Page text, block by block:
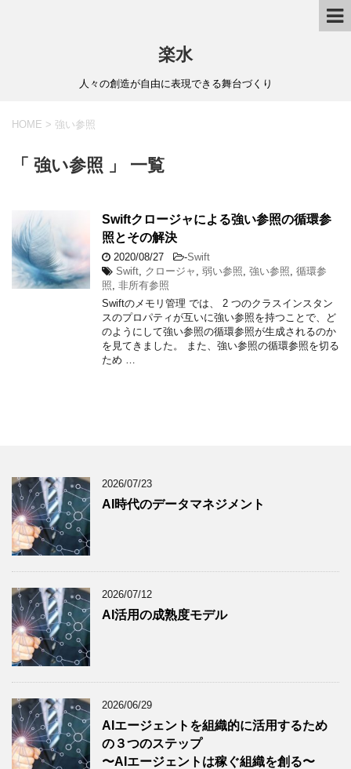
楽水
人々の創造が自由に表現できる舞台づくり
HOME > 強い参照
「 強い参照 」 一覧
Swiftクロージャによる強い参照の循環参
照とその解決
2020/08/27 -Swift
Swift クロージャ 弱い参照 強い参照 循環参
照 非所有参照
Swiftのメモリ管理 では、 2 つのクラスインスタン
スのプロパティが互いに強い参照を持つことで、ど
のようにして強い参照の循環参照が生成されるのか
を見てきました。 また、強い参照の循環参照を切る
ため …
2026/07/23
AI時代のデータマネジメント
2026/07/12
AI活用の成熟度モデル
2026/06/29
AIエージェントを組織的に活用するため
の３つのステップ
〜AIエージェントは稼ぐ組織を創る〜